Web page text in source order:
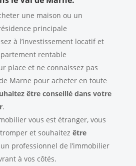
une maison ou un
principale
à l’investissement locatif et
rentable
place et ne connaissez pas
Marne pour acheter en toute
être conseillé dans votre
.
vous est étranger, vous
et souhaitez être
professionnel de l’immobilier
à vos côtés.